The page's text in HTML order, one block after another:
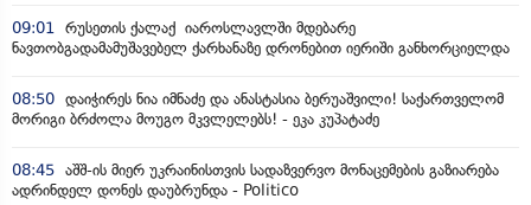
09:01
რუსეთის ქალაქ იაროსლავლში მდებარე
ნავთობგადამამუშავებელ ქარხანაზე დრონებით იერიში განხორციელდა
08:50 დაიჭირეს ნია იმნაძე და ანასტასია ბერუაშვილი! საქართველომ
მორიგი ბრძოლა მოუგო მკვლელებს! - ეკა კუპატაძე
08:45 აშშ-ის მიერ უკრაინისთვის სადაზვერვო მონაცემების გაზიარება
ადრინდელ დონეს დაუბრუნდა - Politico